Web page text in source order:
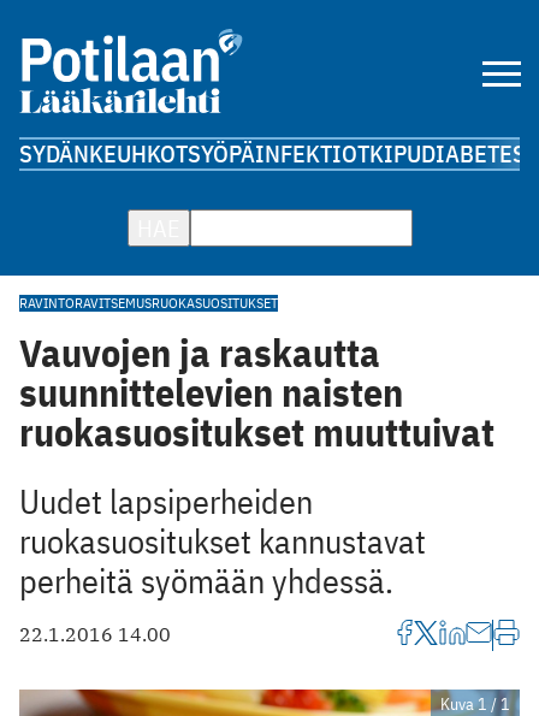
SYDÄNKEUHKOTSYÖPÄINFEKTIOTKIPUDIABETES
RAVINTORAVITSEMUSRUOKASUOSITUKSET
Vauvojen ja raskautta
suunnittelevien naisten
ruokasuositukset muuttuivat
Uudet lapsiperheiden
ruokasuositukset kannustavat
perheitä syömään yhdessä.
22.1.2016 14.00
Kuva 1 / 1